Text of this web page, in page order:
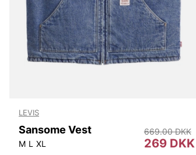
LEVIS
Sansome Vest
M L XL 269 DKK
669.00 DKK